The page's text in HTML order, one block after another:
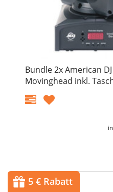
Bundle 2x American
Movinghead inkl.
5 € Rabatt